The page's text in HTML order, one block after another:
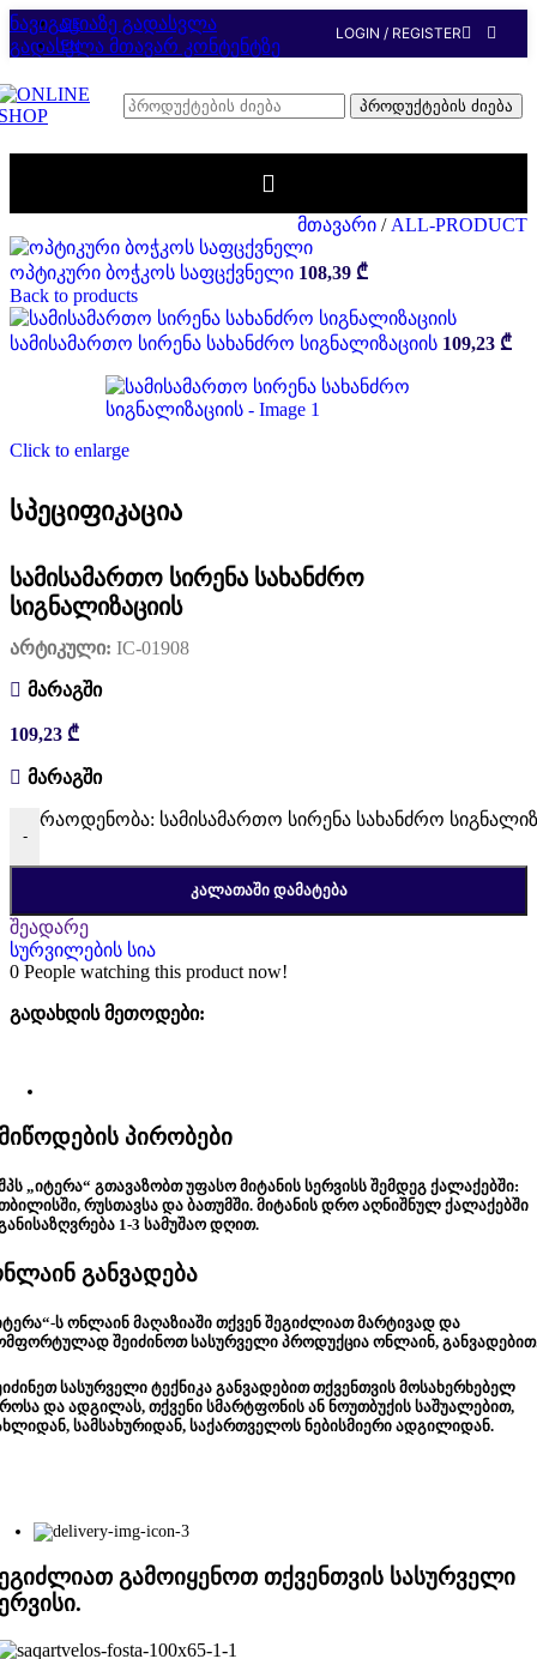
ნავიგაციაზე გადასვლა
გადასვლა მთავარ კონტენტზე
GE
EN
LOGIN / REGISTER
პროდუქტების ძიება
მთავარი / ALL-PRODUCT
ოპტიკური ბოჭკოს საფცქვნელი 108,39 ₾
Back to products
სამისამართო სირენა სახანძრო სიგნალიზაციის 109,23 ₾
Click to enlarge
სპეციფიკაცია
სამისამართო სირენა სახანძრო
სიგნალიზაციის
არტიკული: IC-01908
მარაგში
109,23 ₾
მარაგში
-
რაოდენობა: სამისამართო სირენა სახანძრო
ᲙᲐᲚᲐᲗᲐᲨᲘ ᲓᲐᲛᲐᲢᲔᲑᲐ
შეადარე
სურვილების სია
0 People watching this product now!
გადახდის მეთოდები:
პირობები
„იტერა“ გთავაზობთ უფასო მიტანის სერვისს შემდეგ ქალაქებში:
რუსთავსა და ბათუმში. მიტანის დრო აღნიშნულ ქალაქებში
1-3 სამუშაო დღით.
განვადება
ს ონლაინ მაღაზიაში თქვენ შეგიძლიათ მარტივად და
შეიძინოთ სასურველი პროდუქცია ონლაინ,
სასურველი ტექნიკა განვადებით თქვენთვის მოსახერხებელ
და ადგილას, თქვენი სმარტფონის ან ნოუთბუქის საშუალებით,
სამსახურიდან, საქართველოს ნებისმიერი ადგილიდან.
გამოიყენოთ თქვენთვის სასურველი